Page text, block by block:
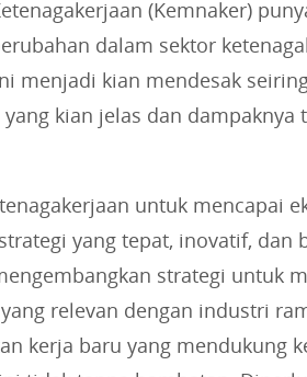
(Kemnaker)
dalam sektor
menjadi kian mendesak
kian jelas dan dampaknya
untuk mencapai
yang tepat, inovatif, dan
strategi untuk
relevan dengan industri
kerja baru yang mendukung